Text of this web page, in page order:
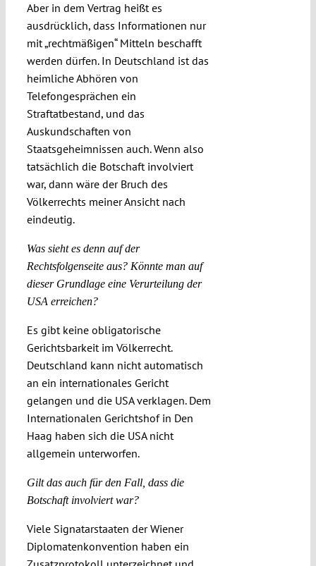
Aber in dem Vertrag heißt es
ausdrücklich, dass Informationen nur
mit „rechtmäßigen“ Mitteln beschafft
werden dürfen. In Deutschland ist das
heimliche Abhören von
Telefongesprächen ein
Straftatbestand, und das
Auskundschaften von
Staatsgeheimnissen auch. Wenn also
tatsächlich die Botschaft involviert
war, dann wäre der Bruch des
Völkerrechts meiner Ansicht nach
eindeutig.
Was sieht es denn auf der
Rechtsfolgenseite aus? Könnte man auf
dieser Grundlage eine Verurteilung der
USA erreichen?
Es gibt keine obligatorische
Gerichtsbarkeit im Völkerrecht.
Deutschland kann nicht automatisch
an ein internationales Gericht
gelangen und die USA verklagen. Dem
Internationalen Gerichtshof in Den
Haag haben sich die USA nicht
allgemein unterworfen.
Gilt das auch für den Fall, dass die
Botschaft involviert war?
Viele Signatarstaaten der Wiener
Diplomatenkonvention haben ein